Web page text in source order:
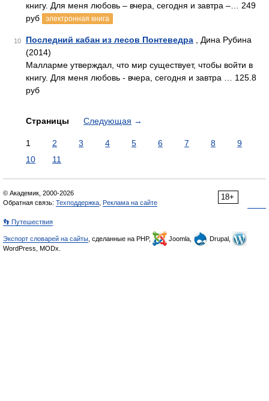
книгу. Для меня любовь – вчера, сегодня и завтра –… 249
руб
электронная книга
10 Последний кабан из лесов Понтеведра , Дина Рубина
(2014)
Малларме утверждал, что мир существует, чтобы войти в
книгу. Для меня любовь - вчера, сегодня и завтра … 125.8
руб
Страницы Следующая →
1 2 3 4 5 6 7 8
9
10
11
18+
© Академик, 2000-2026
Обратная связь: Техподдержка Реклама на сайте
👣 Путешествия
Экспорт словарей на сайты , сделанные на PHP, Joomla,
Drupal,
WordPress, MODx.